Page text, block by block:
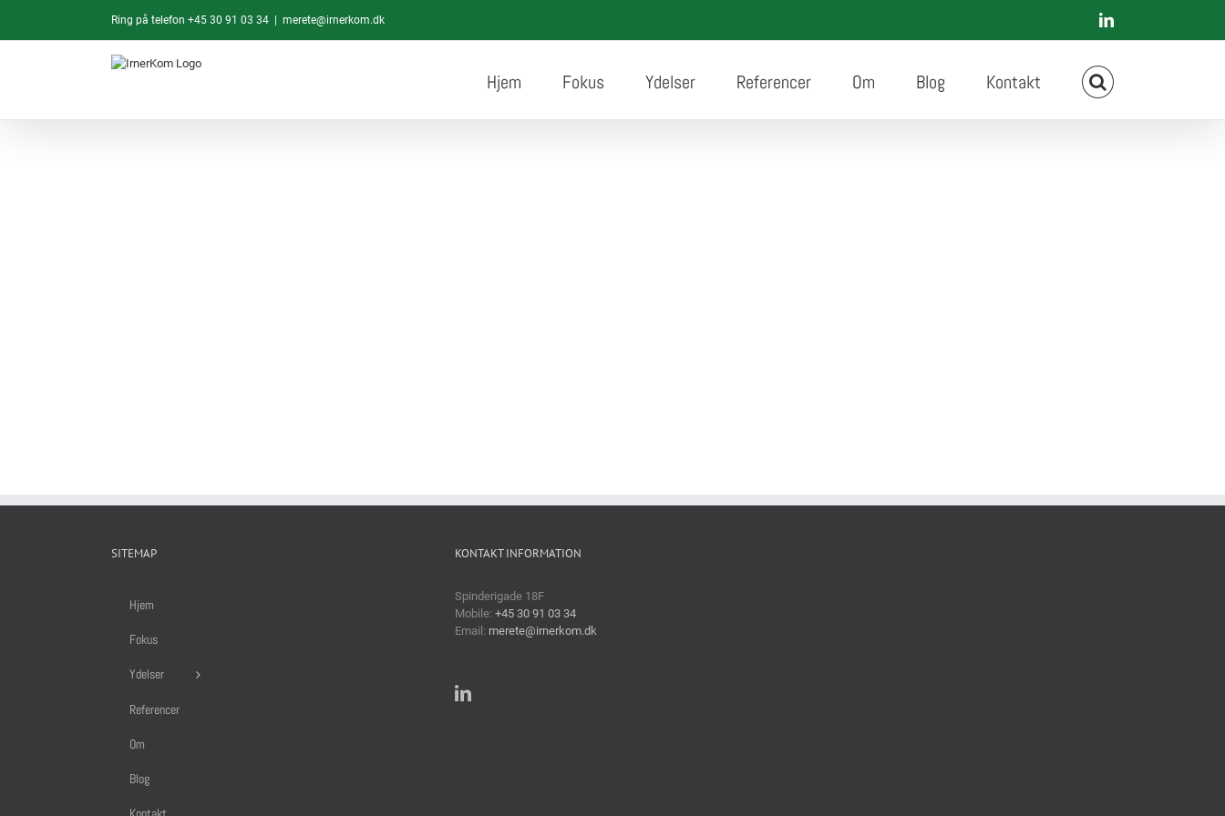
content
Ring på telefon +45 30 91 03 34 merete@irnerkom.dk LinkedIn
Hjem Fokus Ydelser Referencer Om Blog Kontakt
SITEMAP
Hjem
Fokus
Ydelser
Referencer
Om
Blog
KONTAKT INFORMATION
Spinderigade 18F
Mobile: +45 30 91 03 34
Email: merete@irnerkom.dk